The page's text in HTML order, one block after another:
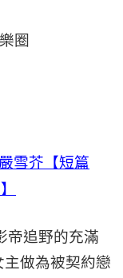
圈
雪芥【短篇
帝追野的充滿
做為被契約戀